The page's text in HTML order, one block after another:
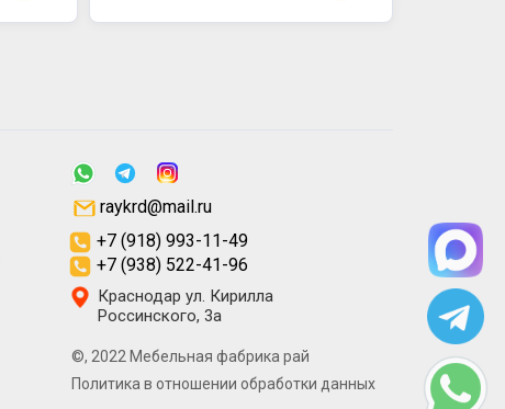
©, 2022 Мебельная фабрика рай
Политика в отношении обработки данных
Краснодар ул. Кирилла
Россинского, 3а
+7 (918) 993-11-49
+7 (938) 522-41-96
raykrd@mail.ru